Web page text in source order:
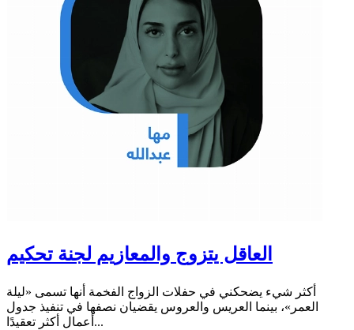
العاقل يتزوج والمعازيم لجنة تحكيم
أكثر شيء يضحكني في حفلات الزواج الفخمة أنها تسمى «ليلة
العمر»، بينما العريس والعروس يقضيان نصفها في تنفيذ جدول
أعمال أكثر تعقيدًا...